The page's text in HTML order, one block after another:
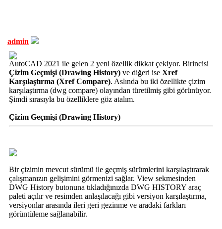
admin
AutoCAD 2021 ile gelen 2 yeni özellik dikkat çekiyor. Birincisi
Çizim Geçmişi (Drawing History) ve diğeri ise Xref
Karşılaştırma (Xref Compare). Aslında bu iki özellikte çizim
karşılaştırma (dwg compare) olayından türetilmiş gibi görünüyor.
Şimdi sırasıyla bu özelliklere göz atalım.
Çizim Geçmişi (Drawing History)
Bir çizimin mevcut sürümü ile geçmiş sürümlerini karşılaştırarak
çalışmanızın gelişimini görmenizi sağlar. View sekmesinden
DWG History butonuna tıkladığınızda DWG HISTORY araç
paleti açılır ve resimden anlaşılacağı gibi versiyon karşılaştırma,
versiyonlar arasında ileri geri gezinme ve aradaki farkları
görüntüleme sağlanabilir.